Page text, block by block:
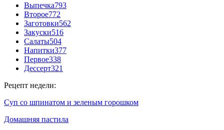
Выпечка793
Второе772
Заготовки562
Закуски516
Салаты504
Напитки377
Первое338
Дессерт321
Рецепт недели:
Суп со шпинатом и зеленым горошком
Домашняя пастила